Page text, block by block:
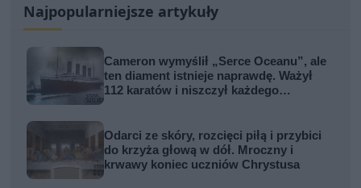
Najpopularniejsze artykuły
Cameron wymyślił „Serce Oceanu”, ale
ten diament istnieje naprawdę. Ważył
112 karatów i niszczył każdego
Odarci ze skóry, rozcięci piłą i przybici
do krzyża głową w dół. Mroczny i
krwawy koniec uczniów Chrystusa